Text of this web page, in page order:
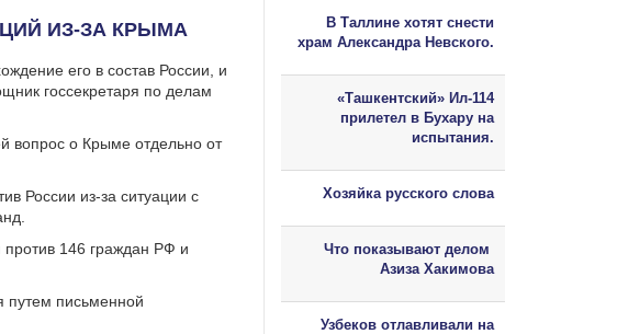
ИЗ-ЗА КРЫМА
его в состав России, и
госсекретаря по делам
вопрос о Крыме отдельно от
России из-за ситуации с
146 граждан РФ и
путем письменной
В Таллине хотят снести
храм Александра Невского.
«Ташкентский» Ил-114
прилетел в Бухару на
испытания.
Хозяйка русского слова
Что показывают делом
Азиза Хакимова
Узбеков отлавливали на